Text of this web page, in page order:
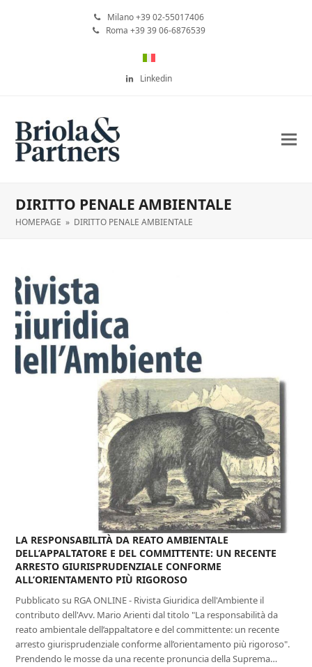
Milano +39 02-55017406
Roma +39 39 06-6876539
Linkedin
DIRITTO PENALE AMBIENTALE
HOMEPAGE » DIRITTO PENALE AMBIENTALE
LA RESPONSABILITÀ DA REATO AMBIENTALE
DELL’APPALTATORE E DEL COMMITTENTE: UN RECENTE
ARRESTO GIURISPRUDENZIALE CONFORME
ALL’ORIENTAMENTO PIÙ RIGOROSO
Pubblicato su RGA ONLINE - Rivista Giuridica dell'Ambiente il
contributo dell'Avv. Mario Arienti dal titolo "La responsabilità da
reato ambientale dell’appaltatore e del committente: un recente
arresto giurisprudenziale conforme all’orientamento più rigoroso".
Prendendo le mosse da una recente pronuncia della Suprema…